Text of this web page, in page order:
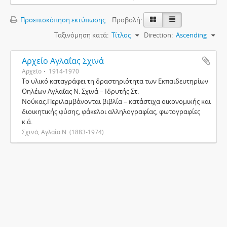
Προεπισκόπηση εκτύπωσης
Προβολή:
Ταξινόμηση κατά: Τίτλος Direction: Ascending
Αρχείο Αγλαΐας Σχινά
Αρχείο 1914-1970
Το υλικό καταγράφει τη δραστηριότητα των Εκπαιδευτηρίων
Θηλέων Αγλαΐας Ν. Σχινά – Ιδρυτής Στ.
Νούκας.Περιλαμβάνονται βιβλία – κατάστιχα οικονομικής και
διοικητικής φύσης, φάκελοι αλληλογραφίας, φωτογραφίες
κ.ά.
Σχινά, Αγλαΐα Ν. (1883-1974)